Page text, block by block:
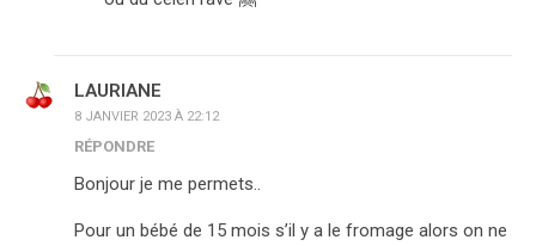
LAURIANE
8 JANVIER 2023 À 22:12
RÉPONDRE
Bonjour je me permets..
Pour un bébé de 15 mois s’il y a le fromage alors on ne